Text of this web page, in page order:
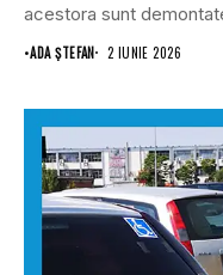
acestora sunt
•ADA ȘTEFAN 2 IUNIE 2026